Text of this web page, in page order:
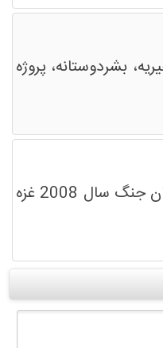
بشردوستانه، پروژه
برنامه این هفته هم‌قصه میزبان خالد ازبط مجاهد و فعال حقوق بشر فلسطینی بود. خالد ازبط 31 ساله، ماجرای مجروح شدن در جریان جنگ سال 2008 غزه